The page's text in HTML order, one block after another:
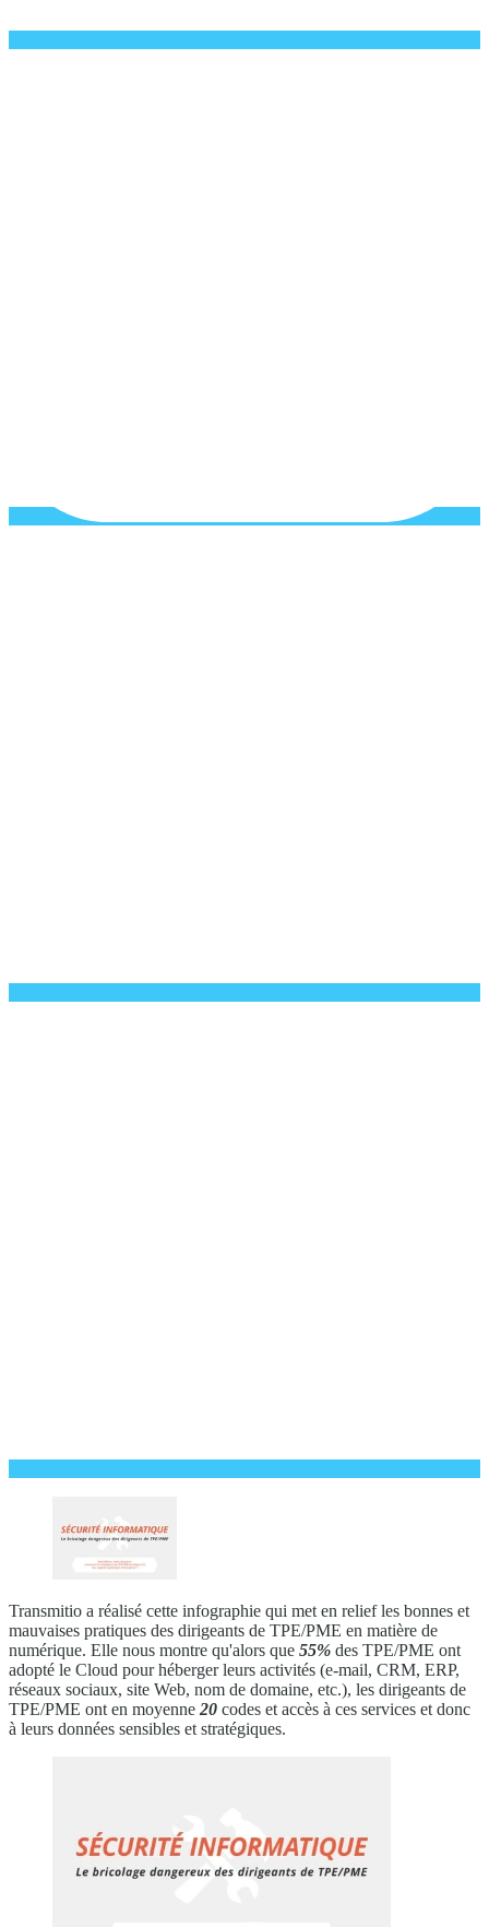
Transmitio a réalisé cette infographie qui met en relief les bonnes et
mauvaises pratiques des dirigeants de TPE/PME en matière de
numérique. Elle nous montre qu'alors que 55% des TPE/PME ont
adopté le Cloud pour héberger leurs activités (e-mail, CRM, ERP,
réseaux sociaux, site Web, nom de domaine, etc.), les dirigeants de
TPE/PME ont en moyenne 20 codes et accès à ces services et donc
à leurs données sensibles et stratégiques.